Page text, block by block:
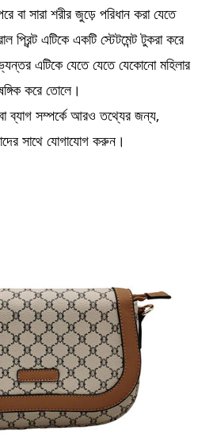
বা সারা শরীর জুড়ে পরিধান করা যেতে
প্রিন্ট এটিকে একটি স্টেটমেন্ট টুকরা করে
এটিকে যেতে যেতে যেকোনো মহিলার
করে তোলে।
ব্যাগ সম্পর্কে আরও তথ্যের জন্য,
সাথে যোগাযোগ করুন।